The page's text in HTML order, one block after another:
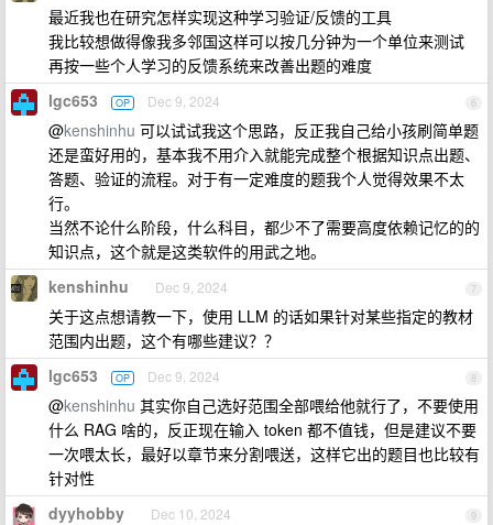
最近我也在研究怎样实现这种学习验证/反馈的工具
我比较想做得像我多邻国这样可以按几分钟为一个单位来测试
再按一些个人学习的反馈系统来改善出题的难度
6
lgc653 OP Dec 9, 2024
@kenshinhu 可以试试我这个思路，反正我自己给小孩刷简单题
还是蛮好用的，基本我不用介入就能完成整个根据知识点出题、
答题、验证的流程。对于有一定难度的题我个人觉得效果不太
行。
当然不论什么阶段，什么科目，都少不了需要高度依赖记忆的的
知识点，这个就是这类软件的用武之地。
7
kenshinhu Dec 9, 2024
关于这点想请教一下，使用 LLM 的话如果针对某些指定的教材
范围内出题，这个有哪些建议？？
8
lgc653 OP Dec 9, 2024
@kenshinhu 其实你自己选好范围全部喂给他就行了，不要使用
什么 RAG 啥的，反正现在输入 token 都不值钱，但是建议不要
一次喂太长，最好以章节来分割喂送，这样它出的题目也比较有
针对性
9
dyyhobby Dec 10, 2024